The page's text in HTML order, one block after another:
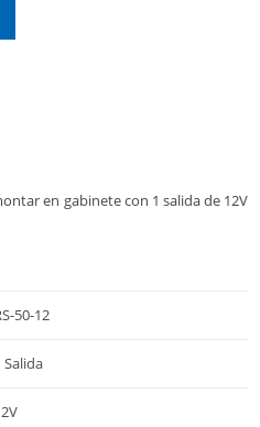
en gabinete con 1 salida de 12V
50-12
Salida